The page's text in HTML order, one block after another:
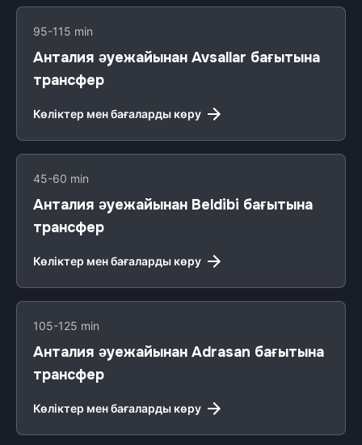
95-115 min
Анталия әуежайынан Avsallar бағытына
трансфер
Көліктер мен бағаларды көру
45-60 min
Анталия әуежайынан Beldibi бағытына
трансфер
Көліктер мен бағаларды көру
105-125 min
Анталия әуежайынан Adrasan бағытына
трансфер
Көліктер мен бағаларды көру